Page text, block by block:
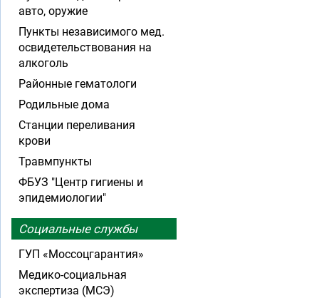
авто, оружие
Пункты независимого мед.
освидетельствования на
алкоголь
Районные гематологи
Родильные дома
Станции переливания
крови
Травмпункты
ФБУЗ "Центр гигиены и
эпидемиологии"
Социальные службы
ГУП «Моссоцгарантия»
Медико-социальная
экспертиза (МСЭ)